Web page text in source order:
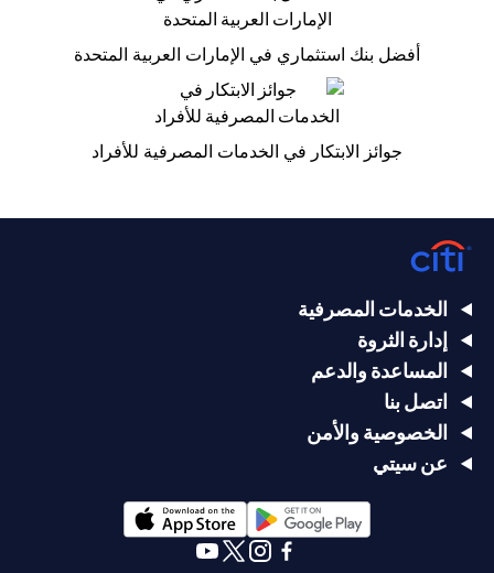
أفضل بنك استثماري في الإمارات العربية المتحدة
جوائز الابتكار في الخدمات المصرفية للأفراد
الخدمات المصرفية
إدارة الثروة
المساعدة والدعم
اتصل بنا
الخصوصية والأمن
عن سيتي
(opens in a new tab)